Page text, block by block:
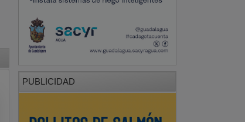
PUBLICIDAD